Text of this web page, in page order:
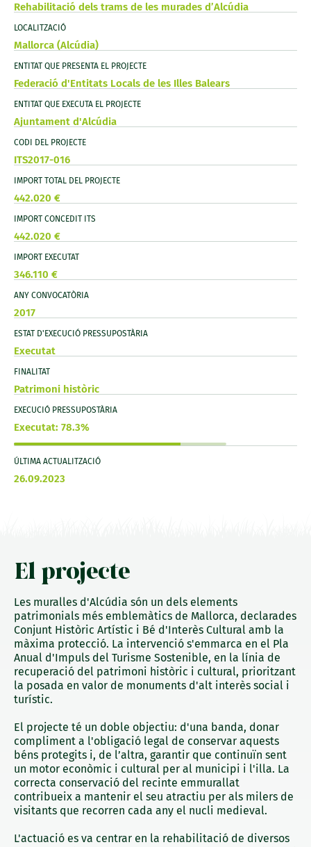
Rehabilitació dels trams de les murades d’Alcúdia
LOCALITZACIÓ
Mallorca (Alcúdia)
ENTITAT QUE PRESENTA EL PROJECTE
Federació d'Entitats Locals de les Illes Balears
ENTITAT QUE EXECUTA EL PROJECTE
Ajuntament d'Alcúdia
CODI DEL PROJECTE
ITS2017-016
IMPORT TOTAL DEL PROJECTE
442.020 €
IMPORT CONCEDIT ITS
442.020 €
IMPORT EXECUTAT
346.110 €
ANY CONVOCATÒRIA
2017
ESTAT D'EXECUCIÓ PRESSUPOSTÀRIA
Executat
FINALITAT
Patrimoni històric
EXECUCIÓ PRESSUPOSTÀRIA
Executat: 78.3%
ÚLTIMA ACTUALITZACIÓ
26.09.2023
El projecte
Les muralles d'Alcúdia són un dels elements
patrimonials més emblemàtics de Mallorca, declarades
Conjunt Històric Artístic i Bé d'Interès Cultural amb la
màxima protecció. La intervenció s'emmarca en el Pla
Anual d'Impuls del Turisme Sostenible, en la línia de
recuperació del patrimoni històric i cultural, prioritzant
la posada en valor de monuments d'alt interès social i
turístic.
El projecte té un doble objectiu: d'una banda, donar
compliment a l'obligació legal de conservar aquests
béns protegits i, de l’altra, garantir que continuïn sent
un motor econòmic i cultural per al municipi i l'illa. La
correcta conservació del recinte emmurallat
contribueix a mantenir el seu atractiu per als milers de
visitants que recorren cada any el nucli medieval.
L'actuació es va centrar en la rehabilitació de diversos